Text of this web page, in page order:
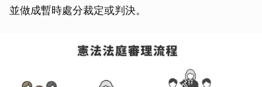
並做成暫時處分裁定或判決。